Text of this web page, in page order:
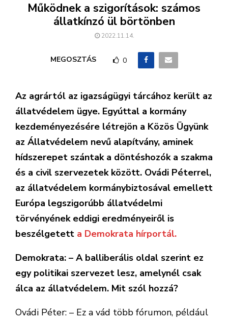
Működnek a szigorítások: számos
állatkínzó ül börtönben
2022.11.14.
MEGOSZTÁS 0
Az agrártól az igazságügyi tárcához került az
állatvédelem ügye. Egyúttal a kormány
kezdeményezésére létrejön a Közös Ügyünk
az Állatvédelem nevű alapítvány, aminek
hídszerepet szántak a döntéshozók a szakma
és a civil szervezetek között. Ovádi Péterrel,
az állatvédelem kormánybiztosával emellett
Európa legszigorúbb állatvédelmi
törvényének eddigi eredményeiről is
beszélgetett a Demokrata hírportál.
Demokrata: – A balliberális oldal szerint ez
egy politikai szervezet lesz, amelynél csak
álca az állatvédelem. Mit szól hozzá?
Ovádi Péter: – Ez a vád több fórumon, például